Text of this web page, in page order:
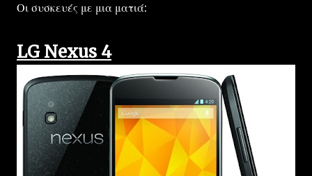
Οι συσκευές με μια ματιά:
LG Nexus 4